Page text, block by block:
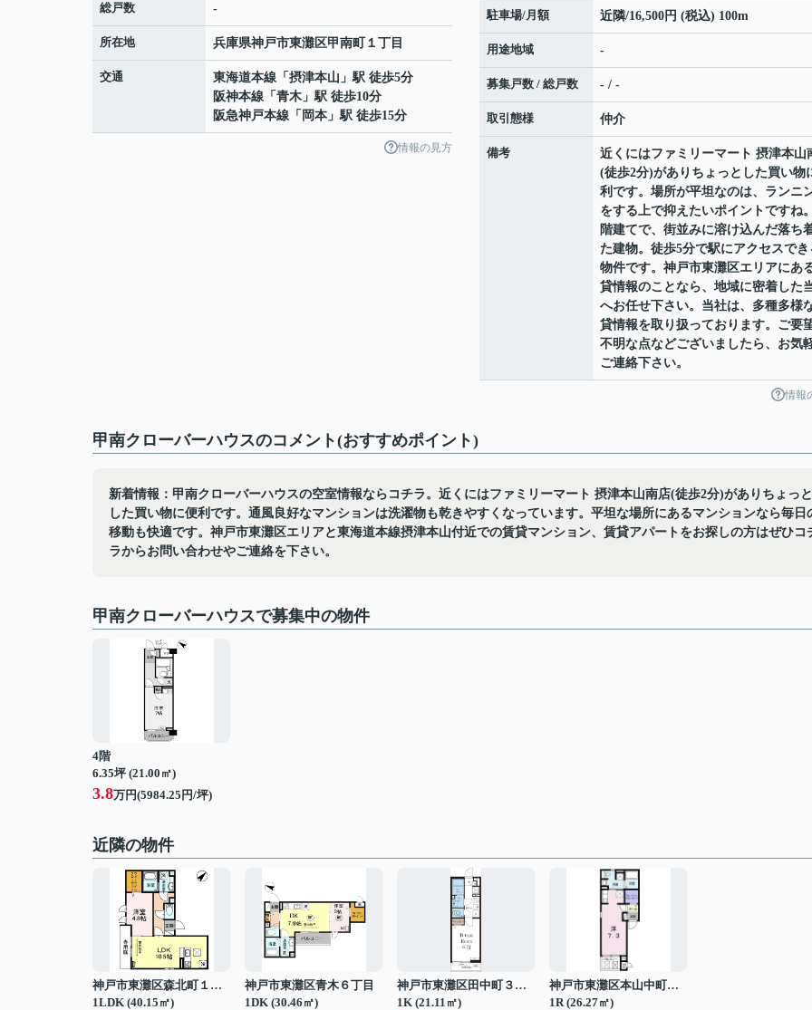
総戸数 -
所在地 兵庫県神戸市東灘区甲南町 １丁目
交通 東海道本線 「 摂津本山 」駅 徒歩5分
阪神本線 「 青木 」駅 徒歩10分
阪急神戸本線 「 岡本 」駅 徒歩15分
情報の見方
駐車場/月額 近隣/16,500円 (税込) 100m
用途地域 -
募集戸数 / 総戸数 - / -
取引態様 仲介
備考
近くにはファミリーマート 摂津本山
(徒歩2分)がありちょっとした買い物
利です。場所が平坦なのは、ランニ
をする上で抑えたいポイントですね
階建てで、街並みに溶け込んだ落ち
た建物。徒歩5分で駅にアクセスでき
物件です。神戸市東灘区エリアにあ
貸情報のことなら、地域に密着した
へお任せ下さい。当社は、多種多様
貸情報を取り扱っております。ご要
不明な点などございましたら、お気
ご連絡下さい。
情報
甲南クローバーハウスのコメント(おすすめポイント)
新着情報：甲南クローバーハウスの空室情報ならコチラ。近くにはファミリーマート 摂津本山南店(徒歩2分)がありちょっと
した買い物に便利です。通風良好なマンションは洗濯物も乾きやすくなっています。平坦な場所にあるマンションなら毎日
移動も快適です。神戸市東灘区エリアと東海道本線摂津本山付近での賃貸マンション、賃貸アパートをお探しの方はぜひコ
ラからお問い合わせやご連絡を下さい。
甲南クローバーハウスで募集中の物件
4階
6.35坪 (21.00㎡)
3.8万円(5984.25円/坪)
近隣の物件
神戸市東灘区森北町１丁目
1LDK (40.15㎡)
神戸市東灘区青木６丁目
1DK (30.46㎡)
神戸市東灘区田中町３丁目
1K (21.11㎡)
神戸市東灘区本山中町３丁目
1R (26.27㎡)